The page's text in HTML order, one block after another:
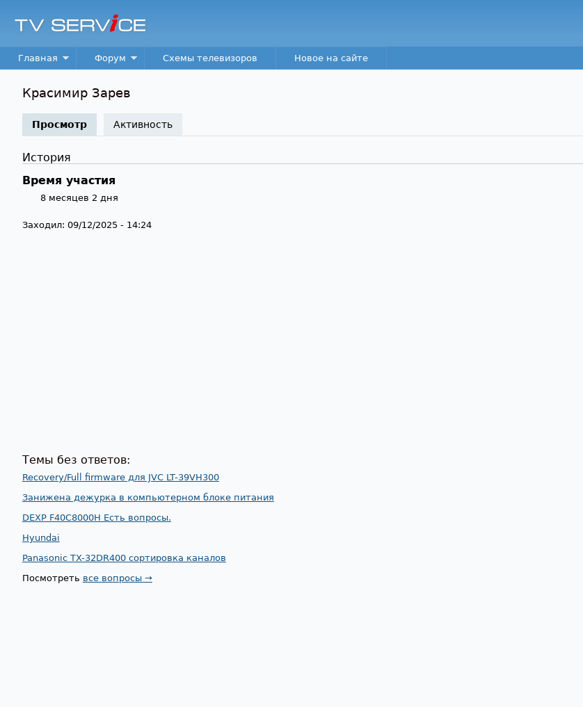
TV
Service
Main menu
Главная Форум Схемы телевизоров Новое на сайте
Красимир Зарев
Просмотр(активная вкладка)
Активность
История
Время участия
8 месяцев 2 дня
Заходил: 09/12/2025 - 14:24
Темы без ответов:
Recovery/Full firmware для JVC LT-39VH300
Занижена дежурка в компьютерном блоке питания
DEXP F40C8000H Есть вопросы.
Hyundai
Panasonic TX-32DR400 сортировка каналов
Посмотреть все вопросы →